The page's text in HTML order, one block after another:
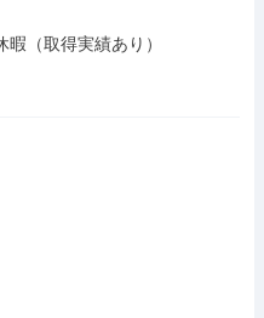
（取得実績あり）